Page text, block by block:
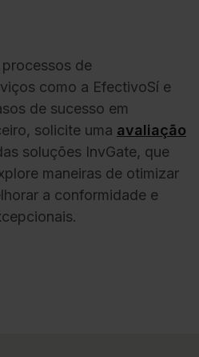
de
como a EfectivoSí e
de sucesso em
solicite uma avaliação
soluções InvGate, que
maneiras de otimizar
a conformidade e